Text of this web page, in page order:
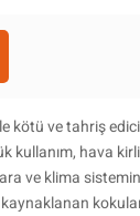
kötü ve tahriş edici
kullanım, hava
ve klima